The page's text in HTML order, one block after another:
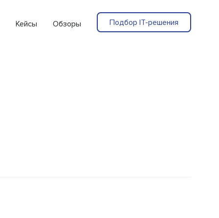
Кейсы Обзоры Подбор IT-решения